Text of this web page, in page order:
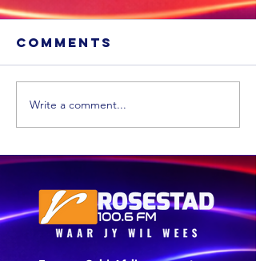
Sassa-
aan
oorledenes
Volgens die Suid-Afrikaanse
Maatskaplike
Sekerheidsagentskap (Sassa)
is derduisende oorlede
Comments
Write a comment...